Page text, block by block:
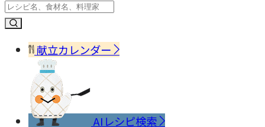
献立カレンダー
AIレシピ検索